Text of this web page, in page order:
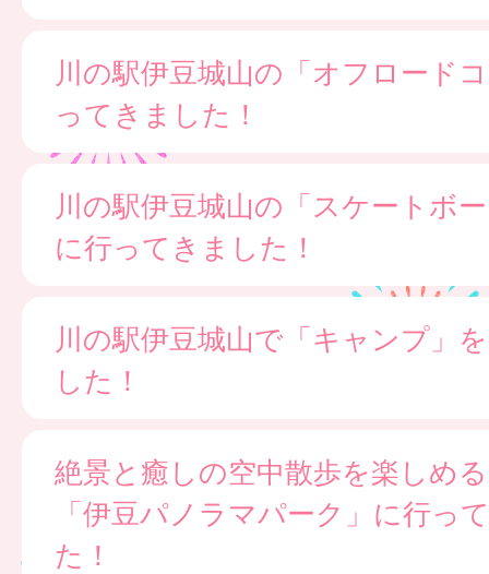
川の駅伊豆城山の「オフロード
ってきました！
川の駅伊豆城山の「スケートボ
に行ってきました！
川の駅伊豆城山で「キャンプ」
した！
絶景と癒しの空中散歩を楽しめる
「伊豆パノラマパーク」に行っ
た！